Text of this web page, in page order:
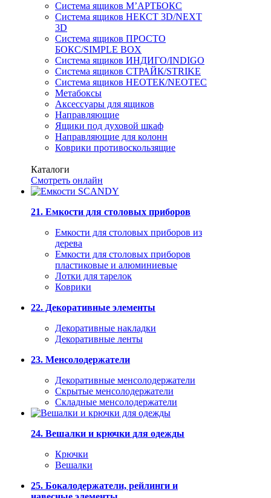
Система ящиков М’АРТБОКС
Система ящиков НЕКСТ 3D/NEXT
3D
Система ящиков ПРОСТО
БОКС/SIMPLE BOX
Система ящиков ИНДИГО/INDIGO
Система ящиков СТРАЙК/STRIKE
Система ящиков НЕОТЕК/NEOTEC
Метабоксы
Аксессуары для ящиков
Направляющие
Ящики под духовой шкаф
Направляющие для колонн
Коврики противоскользящие
Каталоги
Смотреть онлайн
21. Емкости для столовых приборов
Емкости для столовых приборов из
дерева
Емкости для столовых приборов
пластиковые и алюминиевые
Лотки для тарелок
Коврики
22. Декоративные элементы
Декоративные накладки
Декоративные ленты
23. Менсолодержатели
Декоративные менсолодержатели
Скрытые менсолодержатели
Складные менсолодержатели
24. Вешалки и крючки для одежды
Крючки
Вешалки
25. Бокалодержатели, рейлинги и